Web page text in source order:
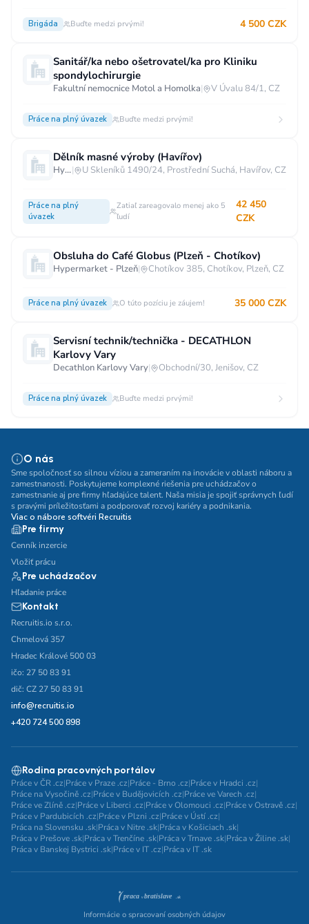
Brigáda Buďte medzi prvými! 4 500 CZK
Sanitář/ka nebo ošetrovatel/ka pro Kliniku
spondylochirurgie
Fakultní nemocnice Motol a Homolka| V Úvalu 84/1, CZ
Práce na plný úvazek Buďte medzi prvými!
Dělník masné výroby (Havířov)
Hypermarket - Havířov| U Skleníků 1490/24, Prostřední Suchá, Havířov, CZ
Práce na plný
úvazek
Zatiaľ zareagovalo menej ako 5
ľudí
42 450
CZK
Obsluha do Café Globus (Plzeň - Chotíkov)
Hypermarket - Plzeň| Chotíkov 385, Chotíkov, Plzeň, CZ
Práce na plný úvazek O túto pozíciu je záujem! 35 000 CZK
Servisní technik/technička - DECATHLON
Karlovy Vary
Decathlon Karlovy Vary| Obchodní/30, Jenišov, CZ
Práce na plný úvazek Buďte medzi prvými!
O nás
Sme spoločnosť so silnou víziou a zameraním na inovácie v oblasti náboru a
zamestnanosti. Poskytujeme komplexné riešenia pre uchádzačov o
zamestnanie aj pre firmy hľadajúce talent. Naša misia je spojiť správnych ľudí
s pravými príležitosťami a podporovať rozvoj kariéry a podnikania.
Viac o nábore softvéri Recruitis
Pre firmy
Cenník inzercie
Vložiť prácu
Pre uchádzačov
Hľadanie práce
Kontakt
Recruitis.io s.r.o.
Chmelová 357
Hradec Králové 500 03
ičo: 27 50 83 91
dič: CZ 27 50 83 91
info@recruitis.io
+420 724 500 898
Rodina pracovných portálov
Práce v ČR .cz|Práce v Praze .cz|Práce - Brno .cz|Práce v Hradci .cz|
Práce na Vysočině .cz|Práce v Budějovicích .cz|Práce ve Varech .cz|
Práce ve Zlíně .cz|Práce v Liberci .cz|Práce v Olomouci .cz|Práce v Ostravě .cz|
Práce v Pardubicích .cz|Práce v Plzni .cz|Práce v Ústí .cz|
Práca na Slovensku .sk|Práca v Nitre .sk|Práca v Košiciach .sk|
Práca v Prešove .sk|Práca v Trenčíne .sk|Práca v Trnave .sk|Práca v Žiline .sk|
Práca v Banskej Bystrici .sk|Práce v IT .cz|Práca v IT .sk
Informácie o spracovaní osobných údajov